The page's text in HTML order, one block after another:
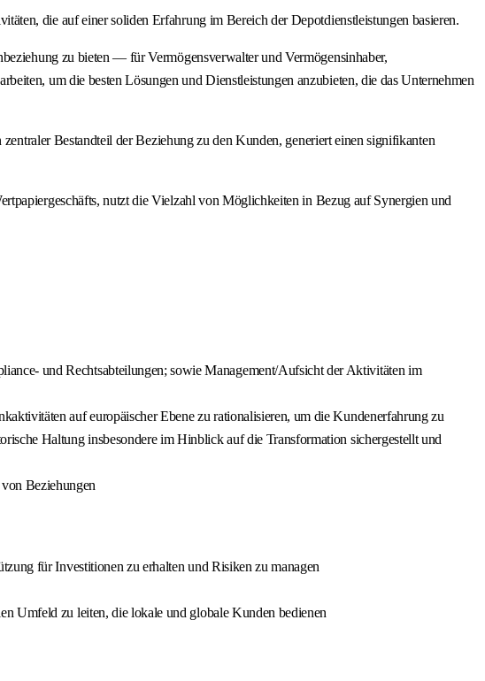
die auf einer soliden Erfahrung im Bereich der Depotdienstleistungen basieren.
zu bieten — für Vermögensverwalter und Vermögensinhaber,
um die besten Lösungen und Dienstleistungen anzubieten, die das Unternehmen
Bestandteil der Beziehung zu den Kunden, generiert einen signifikanten
nutzt die Vielzahl von Möglichkeiten in Bezug auf Synergien und
und Rechtsabteilungen; sowie Management/Aufsicht der Aktivitäten im
auf europäischer Ebene zu rationalisieren, um die Kundenerfahrung zu
Haltung insbesondere im Hinblick auf die Transformation sichergestellt und
Beziehungen
für Investitionen zu erhalten und Risiken zu managen
Umfeld zu leiten, die lokale und globale Kunden bedienen